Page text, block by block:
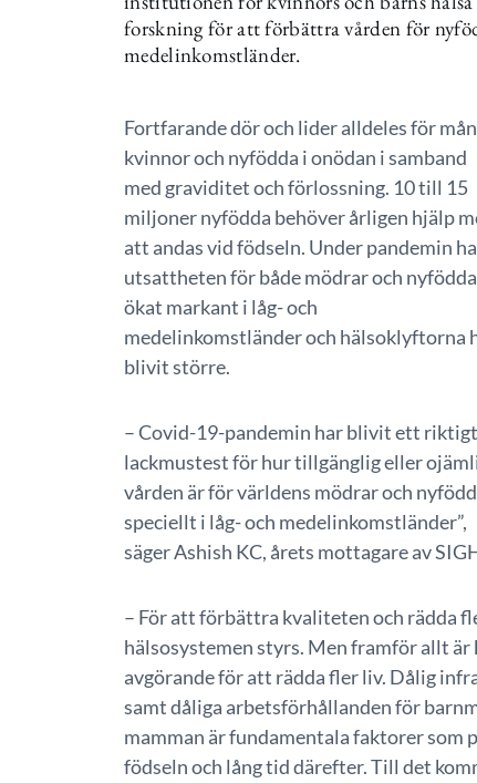
forskning för att förbättra vården för
medelinkomstländer.
Fortfarande dör och lider alldeles för
kvinnor och nyfödda i onödan i samband
med graviditet och förlossning. 10 till 15
miljoner nyfödda behöver årligen hjälp
att andas vid födseln. Under pandemin
utsattheten för både mödrar och nyfödda
ökat markant i låg- och
medelinkomstländer och hälsoklyftorna
blivit större.
– Covid-19-pandemin har blivit ett riktigt
lackmustest för hur tillgänglig eller
vården är för världens mödrar och
speciellt i låg- och medelinkomstländer”,
säger Ashish KC, årets mottagare av
– För att förbättra kvaliteten och rädda
hälsosystemen styrs. Men framför allt
avgörande för att rädda fler liv. Dålig
samt dåliga arbetsförhållanden för
mamman är fundamentala faktorer som
födseln och lång tid därefter. Till det